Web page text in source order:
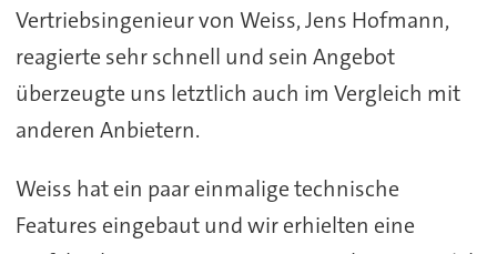
Vertriebsingenieur von Weiss, Jens Hofmann,
reagierte sehr schnell und sein Angebot
überzeugte uns letztlich auch im Vergleich mit
anderen Anbietern.
Weiss hat ein paar einmalige technische
Features eingebaut und wir erhielten eine